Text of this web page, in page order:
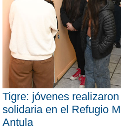
Tigre: jóvenes
solidaria en el Refugio
Antula